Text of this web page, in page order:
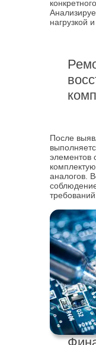
нагрузкой
После
элементов
аналогов.
требований.